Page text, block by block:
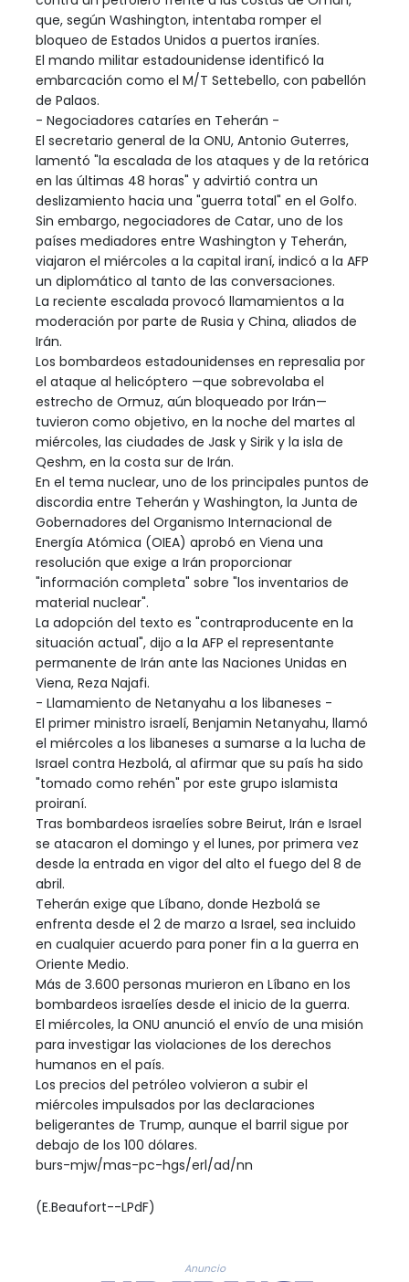
que, según Washington, intentaba romper el
bloqueo de Estados Unidos a puertos iraníes.
El mando militar estadounidense identificó la
embarcación como el M/T Settebello, con pabellón
de Palaos.
- Negociadores cataríes en Teherán -
El secretario general de la ONU, Antonio Guterres,
lamentó "la escalada de los ataques y de la retórica
en las últimas 48 horas" y advirtió contra un
deslizamiento hacia una "guerra total" en el Golfo.
Sin embargo, negociadores de Catar, uno de los
países mediadores entre Washington y Teherán,
viajaron el miércoles a la capital iraní, indicó a la AFP
un diplomático al tanto de las conversaciones.
La reciente escalada provocó llamamientos a la
moderación por parte de Rusia y China, aliados de
Irán.
Los bombardeos estadounidenses en represalia por
el ataque al helicóptero —que sobrevolaba el
estrecho de Ormuz, aún bloqueado por Irán—
tuvieron como objetivo, en la noche del martes al
miércoles, las ciudades de Jask y Sirik y la isla de
Qeshm, en la costa sur de Irán.
En el tema nuclear, uno de los principales puntos de
discordia entre Teherán y Washington, la Junta de
Gobernadores del Organismo Internacional de
Energía Atómica (OIEA) aprobó en Viena una
resolución que exige a Irán proporcionar
"información completa" sobre "los inventarios de
material nuclear".
La adopción del texto es "contraproducente en la
situación actual", dijo a la AFP el representante
permanente de Irán ante las Naciones Unidas en
Viena, Reza Najafi.
- Llamamiento de Netanyahu a los libaneses -
El primer ministro israelí, Benjamin Netanyahu, llamó
el miércoles a los libaneses a sumarse a la lucha de
Israel contra Hezbolá, al afirmar que su país ha sido
"tomado como rehén" por este grupo islamista
proiraní.
Tras bombardeos israelíes sobre Beirut, Irán e Israel
se atacaron el domingo y el lunes, por primera vez
desde la entrada en vigor del alto el fuego del 8 de
abril.
Teherán exige que Líbano, donde Hezbolá se
enfrenta desde el 2 de marzo a Israel, sea incluido
en cualquier acuerdo para poner fin a la guerra en
Oriente Medio.
Más de 3.600 personas murieron en Líbano en los
bombardeos israelíes desde el inicio de la guerra.
El miércoles, la ONU anunció el envío de una misión
para investigar las violaciones de los derechos
humanos en el país.
Los precios del petróleo volvieron a subir el
miércoles impulsados por las declaraciones
beligerantes de Trump, aunque el barril sigue por
debajo de los 100 dólares.
burs-mjw/mas-pc-hgs/erl/ad/nn
(E.Beaufort--LPdF)
Anuncio